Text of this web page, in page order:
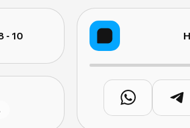
- 10